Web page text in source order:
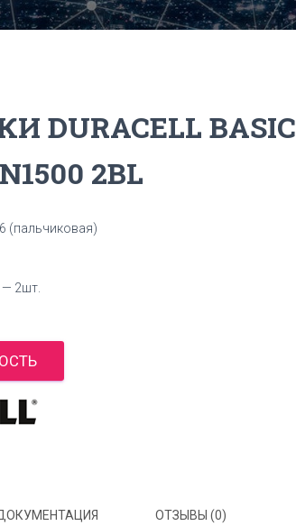
DURACELL BASIC
2BL
(пальчиковая)
— 2шт.
ОТЗЫВЫ (0)